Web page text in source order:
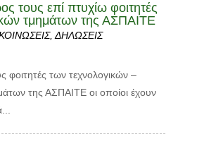
τους επί πτυχίω φοιτητές
τμημάτων της ΑΣΠΑΙΤΕ
, ΔΗΛΩΣΕΙΣ
φοιτητές των τεχνολογικών –
της ΑΣΠΑΙΤΕ οι οποίοι έχουν